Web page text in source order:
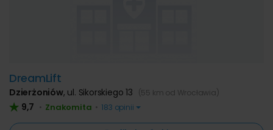
DreamLift
Dzierżoniów, ul. Sikorskiego 13 (55 km od Wrocławia)
9,7 • Znakomita • 183 opinii